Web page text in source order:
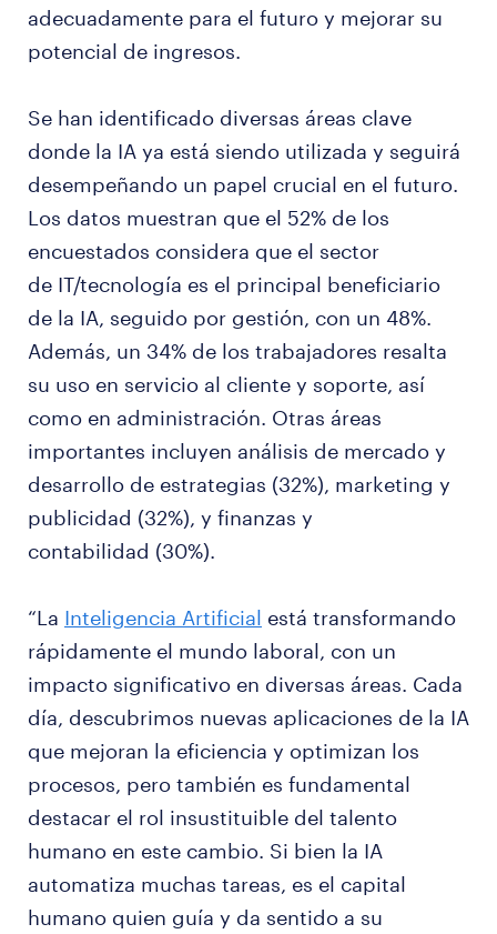
adecuadamente para el futuro y mejorar su
potencial de ingresos.
Se han identificado diversas áreas clave
donde la IA ya está siendo utilizada y seguirá
desempeñando un papel crucial en el futuro.
Los datos muestran que el 52% de los
encuestados considera que el sector
de IT/tecnología es el principal beneficiario
de la IA, seguido por gestión, con un 48%.
Además, un 34% de los trabajadores resalta
su uso en servicio al cliente y soporte, así
como en administración. Otras áreas
importantes incluyen análisis de mercado y
desarrollo de estrategias (32%), marketing y
publicidad (32%), y finanzas y
contabilidad (30%).
“La Inteligencia Artificial está transformando
rápidamente el mundo laboral, con un
impacto significativo en diversas áreas. Cada
día, descubrimos nuevas aplicaciones de la IA
que mejoran la eficiencia y optimizan los
procesos, pero también es fundamental
destacar el rol insustituible del talento
humano en este cambio. Si bien la IA
automatiza muchas tareas, es el capital
humano quien guía y da sentido a su